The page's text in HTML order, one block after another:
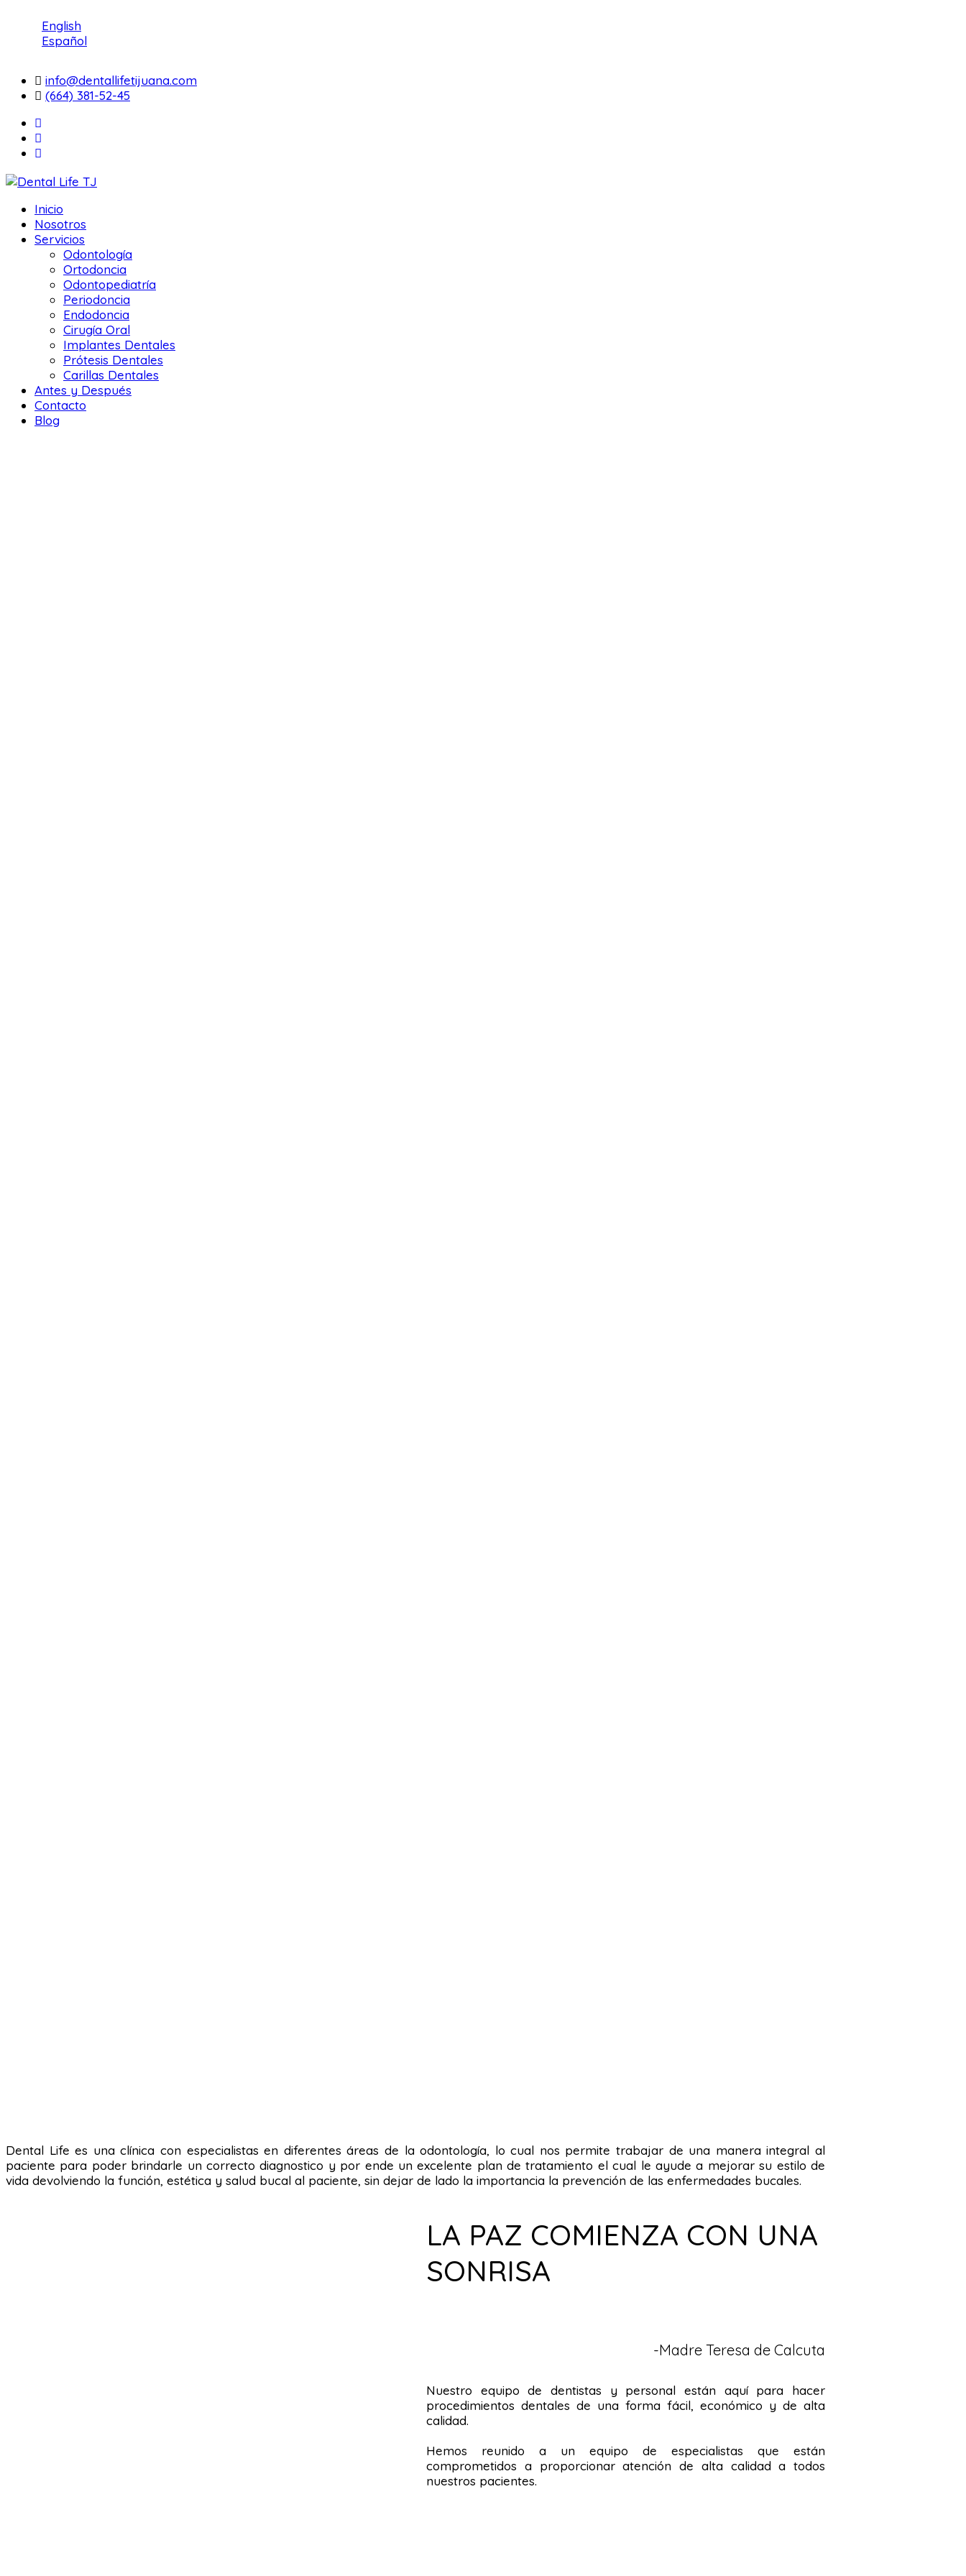
English
Español
info@dentallifetijuana.com
(664) 381-52-45
Inicio
Nosotros
Servicios
Odontología
Ortodoncia
Odontopediatría
Periodoncia
Endodoncia
Cirugía Oral
Implantes Dentales
Prótesis Dentales
Carillas Dentales
Antes y Después
Contacto
Blog
Dental Life es una clínica con especialistas en diferentes áreas de la odontología, lo cual nos permite trabajar de una manera integral al
paciente para poder brindarle un correcto diagnostico y por ende un excelente plan de tratamiento el cual le ayude a mejorar su estilo de
vida devolviendo la función, estética y salud bucal al paciente, sin dejar de lado la importancia la prevención de las enfermedades bucales.
LA PAZ COMIENZA CON UNA
SONRISA
-Madre Teresa de Calcuta
Nuestro equipo de dentistas y personal están aquí para hacer
procedimientos dentales de una forma fácil, económico y de alta
calidad.
Hemos reunido a un equipo de especialistas que están
comprometidos a proporcionar atención de alta calidad a todos
nuestros pacientes.